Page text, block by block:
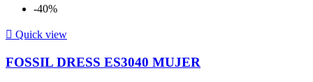
-40%
 Quick view
FOSSIL DRESS ES3040 MUJER